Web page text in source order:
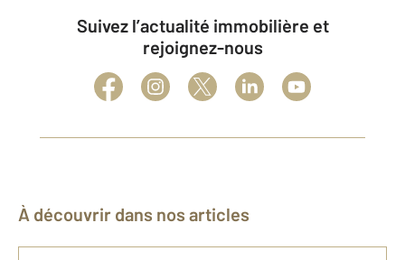
Suivez l’actualité immobilière et
rejoignez-nous
À découvrir dans nos articles